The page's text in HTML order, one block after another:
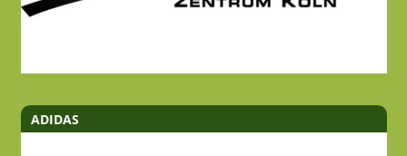
ADIDAS